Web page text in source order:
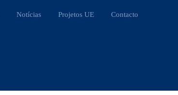
Notícias Projetos UE Contacto